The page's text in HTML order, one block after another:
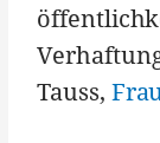
Tauss,